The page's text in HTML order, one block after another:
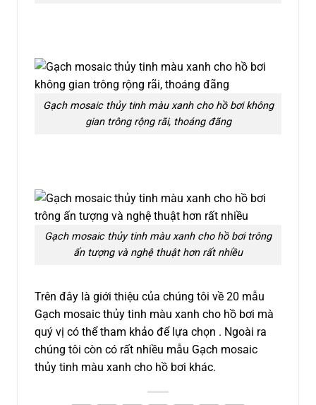
Gạch mosaic thủy tinh màu xanh cho hồ bơi không
gian trông rộng rãi, thoáng đãng
Gạch mosaic thủy tinh màu xanh cho hồ bơi trông
ấn tượng và nghệ thuật hơn rất nhiều
Trên đây là giới thiệu của chúng tôi về 20 mẫu
Gạch mosaic thủy tinh màu xanh cho hồ bơi mà
quý vị có thể tham khảo để lựa chọn . Ngoài ra
chúng tôi còn có rất nhiều mẫu Gạch mosaic
thủy tinh màu xanh cho hồ bơi khác.